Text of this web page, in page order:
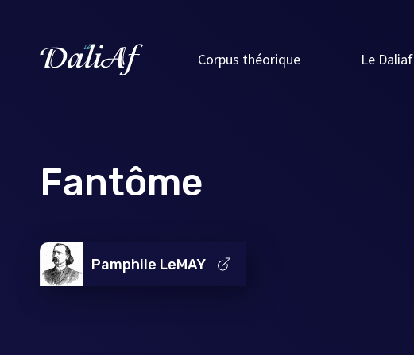
Corpus théorique Le Daliaf
Fantôme
Pamphile LeMAY